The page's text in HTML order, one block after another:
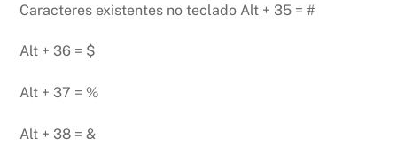
Caracteres existentes no teclado Alt + 35 = #
Alt + 36 = $
Alt + 37 = %
Alt + 38 = &